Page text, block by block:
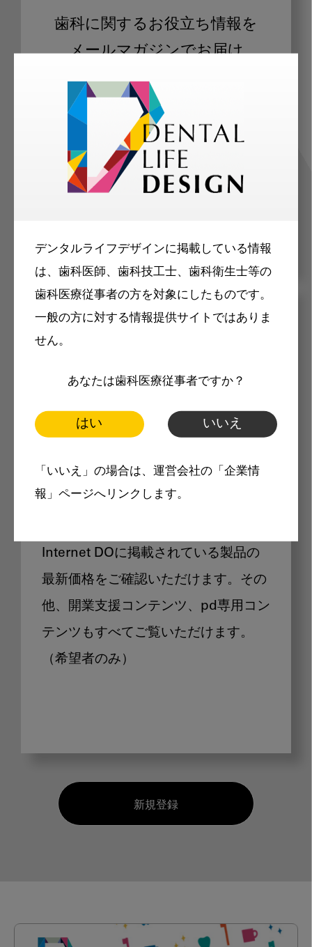
デンタルライフデザインに掲載している情報
は、歯科医師、歯科技工士、歯科衛生士等の
歯科医療従事者の方を対象にしたものです。
一般の方に対する情報提供サイトではありま
せん。
あなたは歯科医療従事者ですか？
はい いいえ
「いいえ」の場合は、運営会社の「企業情
報」ページへリンクします。
歯科に関するお役立ち情報を
メールマガジンでお届け
ご登録いただいた職種（歯科医師、歯
科衛生士、歯科技工士）に合わせた内
容のメールマガジンをお届けします。
メリット
製品価格も閲覧可能
Internet DOに掲載されている製品の
最新価格をご確認いただけます。その
他、開業支援コンテンツ、pd専用コン
テンツもすべてご覧いただけます。
（希望者のみ）
新規登録